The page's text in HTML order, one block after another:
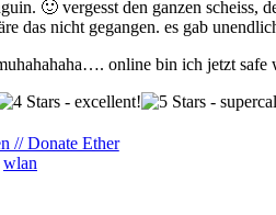
🙂 vergesst den ganzen scheiss,
das nicht gegangen. es gab
online bin ich jetzt
wlan